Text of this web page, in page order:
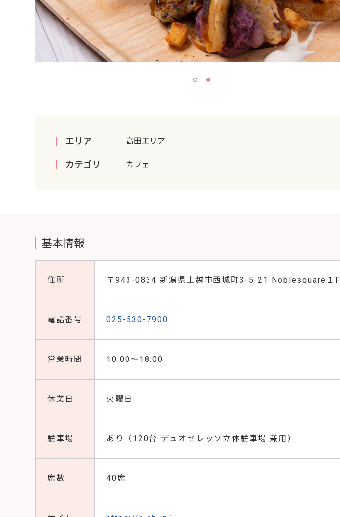
エリア 高田エリア
カテゴリ カフェ
基本情報
住所 〒943-0834 新潟県上越市西城町3-5-21 Noblesquare１F
電話番号 025-530-7900
営業時間 10:00～18:00
休業日 火曜日
駐車場 あり（120台 デュオセレッソ立体駐車場 兼用）
席数 40席